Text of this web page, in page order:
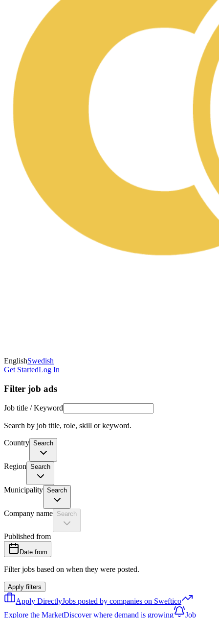
EnglishSwedish
Get StartedLog In
Filter job ads
Job title / Keyword
Search by job title, role, skill or keyword.
Country Search
Region Search
Municipality Search
Company name Search
Published from
Date from
Filter jobs based on when they were posted.
Apply filters
Apply DirectlyJobs posted by companies on Sweftico
Explore the MarketDiscover where demand is growing Job